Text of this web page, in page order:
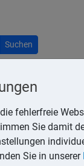
Suchen
wird zur
durch
fehlerfreie
Sie damit
Sie in unserer